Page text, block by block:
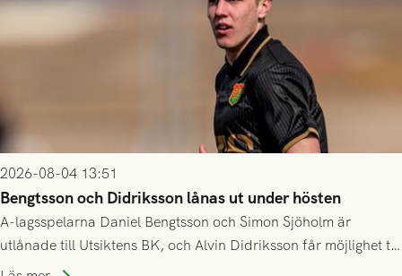
2026-08-04 13:51
Bengtsson och Didriksson lånas ut under hösten
A-lagsspelarna Daniel Bengtsson och Simon Sjöholm är
utlånade till Utsiktens BK, och Alvin Didriksson får möjlighet till
speltid i Hestrafors genom föreningssamarbete.